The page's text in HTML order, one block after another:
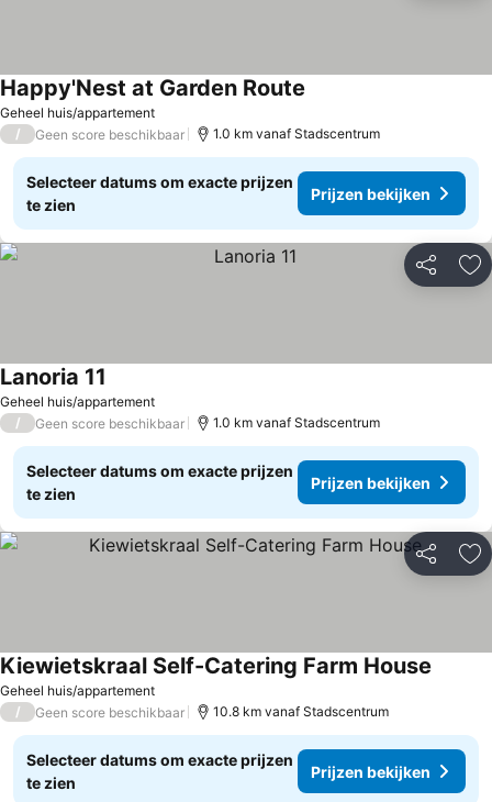
Geheel huis/appartement
Happy'Nest at Garden Route
/ Geen score beschikbaar 1.0 km vanaf Stadscentrum
Selecteer datums om exacte prijzen
te zien
Prijzen bekijken
Delen
Geheel huis/appartement
Lanoria 11
/ Geen score beschikbaar 1.0 km vanaf Stadscentrum
Selecteer datums om exacte prijzen
te zien
Prijzen bekijken
Delen
Geheel huis/appartement
Kiewietskraal Self-Catering Farm House
/ Geen score beschikbaar 10.8 km vanaf Stadscentrum
Selecteer datums om exacte prijzen
te zien
Prijzen bekijken